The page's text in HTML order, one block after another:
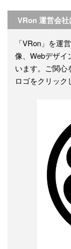
VRon 運営会社
「VRon」を運
像、Webデザイ
います。ご関心
ロゴをクリック